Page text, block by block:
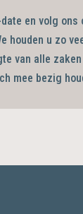
en volg ons
houden u zo
van alle
mee bezig